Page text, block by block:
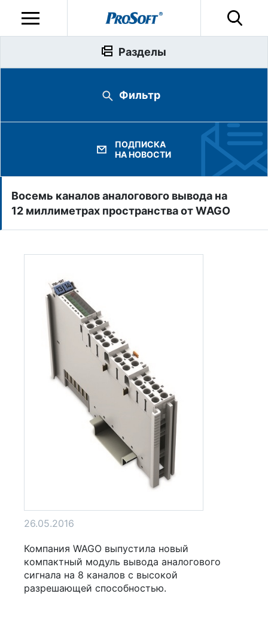
Восемь каналов аналогового вывода на
12 миллиметрах пространства от WAGO
26.05.2016
Компания WAGO выпустила новый
компактный модуль вывода аналогового
сигнала на 8 каналов с высокой
разрешающей способностью.
Разделы
Фильтр
ПОДПИСКА
НА НОВОСТИ